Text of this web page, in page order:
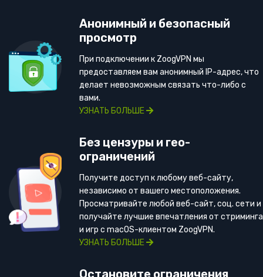
Анонимный и безопасный
просмотр
При подключении к ZoogVPN мы
предоставляем вам анонимный IP-адрес, что
делает невозможным связать что-либо с
вами.
УЗНАТЬ БОЛЬШЕ
Без цензуры и гео-
ограничений
Получите доступ к любому веб-сайту,
независимо от вашего местоположения.
Просматривайте любой веб-сайт, соц. сети и
получайте лучшие впечатления от стриминга
и игр с macOS-клиентом ZoogVPN.
УЗНАТЬ БОЛЬШЕ
Остановите ограничения